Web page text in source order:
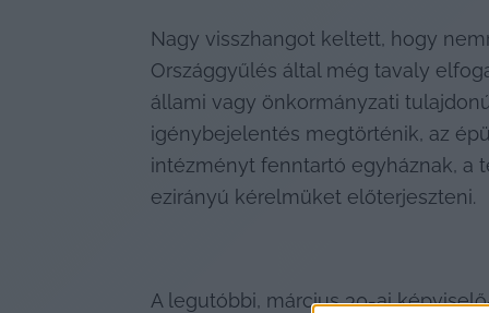
Nagy visszhangot keltett, hogy
Országgyűlés által még tavaly
állami vagy önkormányzati
igénybejelentés megtörténik, az
intézményt fenntartó egyháznak, a
ezirányú kérelmüket előterjeszteni.
A legutóbbi, március 30-ai